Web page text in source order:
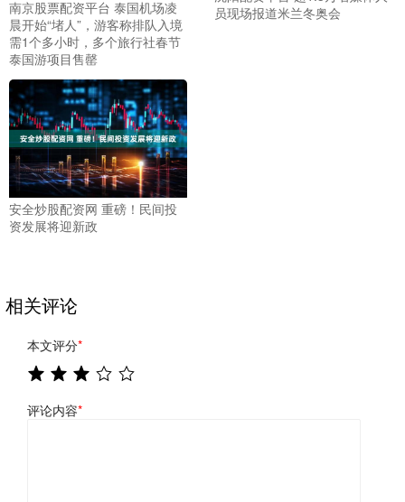
南京股票配资平台 泰国机场凌
晨开始“堵人”，游客称排队入境
需1个多小时，多个旅行社春节
泰国游项目售罄
员现场报道米兰冬奥会
安全炒股配资网 重磅！民间投
资发展将迎新政
相关评论
本文评分*
评论内容*